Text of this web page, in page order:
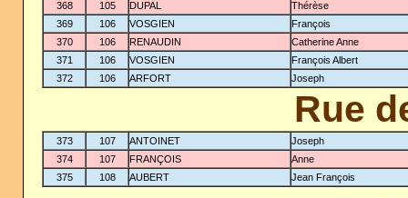
368
105 DUPAL
Thérèse
369
106 VOSGIEN
François
370
106 RENAUDIN
Catherine Anne
371
106 VOSGIEN
François Albert
372
106 ARFORT Joseph
Rue
373 107 ANTOINET
Joseph
374
107 FRANÇOIS
Anne
375
108 AUBERT Jean François